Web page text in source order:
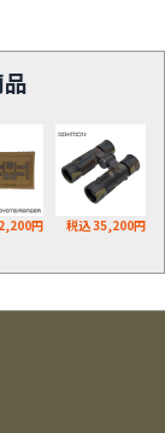
円 税込 35,200円